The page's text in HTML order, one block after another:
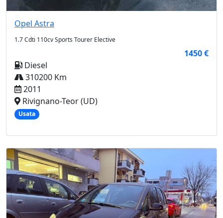
Opel Astra
1.7 Cdti 110cv Sports Tourer Elective
1450 €
Diesel
310200 Km
2011
Rivignano-Teor (UD)
Usata